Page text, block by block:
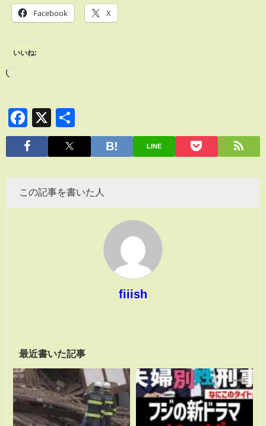
Facebook X
いいね:
Facebook
X
有
LINE
この記事を書いた人
fiiish
最近書いた記事